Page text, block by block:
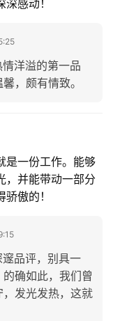
感动！
情洋溢的第一品
，颇有情致。
是一份工作。能够
，并能带动一部分
傲的！
品评，别具一
确如此，我们曾
发光发热，这就